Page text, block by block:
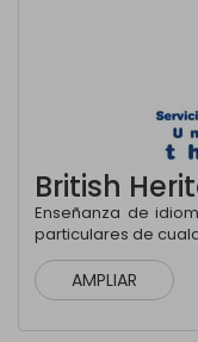
British
Enseñanza de
particulares de
AMPLIAR